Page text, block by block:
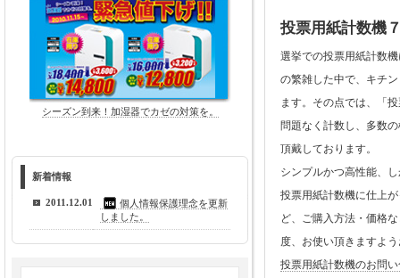
投票用紙計数機
選挙での投票用紙計数
の繁雑した中で、キチ
ます。その点では、「
問題なく計数し、多数
頂戴しております。
シンプルかつ高性能、
投票用紙計数機に仕上
ど、ご購入方法・価格
度、お使い頂きますよ
投票用紙計数機のお問
シーズン到来！加湿器でカゼの対策を。
新着情報
2011.12.01
個人情報保護理念を更新
しました。